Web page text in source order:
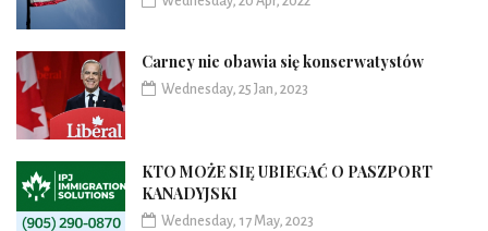
Carney nie obawia się konserwatystów
Wednesday, 25 Jan, 2023
KTO MOŻE SIĘ UBIEGAĆ O PASZPORT
KANADYJSKI
Wednesday, 17 May, 2023